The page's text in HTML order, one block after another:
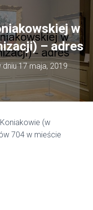
w
– adres
dniu17 maja, 2019
(w
704 w mieście